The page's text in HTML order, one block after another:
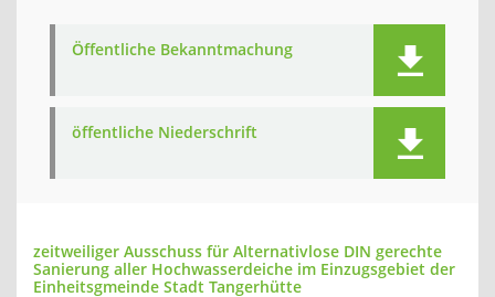
Öffentliche Bekanntmachung
öffentliche Niederschrift
zeitweiliger Ausschuss für Alternativlose DIN gerechte
Sanierung aller Hochwasserdeiche im Einzugsgebiet der
Einheitsgmeinde Stadt Tangerhütte